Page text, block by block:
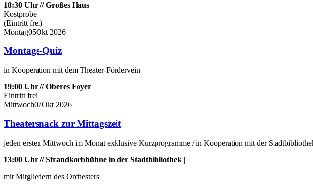
18:30 Uhr // Großes Haus
Kostprobe
(Eintritt frei)
Montag05Okt 2026
Montags-Quiz
in Kooperation mit dem Theater-Fördervein
19:00 Uhr // Oberes Foyer
Eintritt frei
Mittwoch07Okt 2026
Theatersnack zur Mittagszeit
jeden ersten Mittwoch im Monat exklusive Kurzprogramme / in Kooperation mit der
13:00 Uhr // Strandkorbbühne in der Stadtbibliothek |
mit Mitgliedern des Orchesters